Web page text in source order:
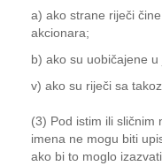
a) ako strane riječi
akcionara;
b) ako su uobičajene
v) ako su riječi sa
(3) Pod istim ili sličnim
imena ne mogu biti
ako bi to moglo